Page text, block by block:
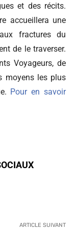
et des récits.
accueillera une
fractures du
de le traverser.
Voyageurs, de
moyens les plus
Pour en savoir
ARTICLE SUIVANT